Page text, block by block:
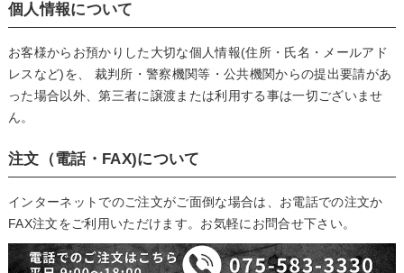
個人情報について
お客様からお預かりした大切な個人情報(住所・氏名・メールアド
レスなど)を、 裁判所・警察機関等・公共機関からの提出要請があ
った場合以外、第三者に譲渡または利用する事は一切ございませ
ん。
注文（電話・FAX)について
インターネットでのご注文がご面倒な場合は、お電話での注文か
FAX注文をご利用いただけます。お気軽にお問合せ下さい。